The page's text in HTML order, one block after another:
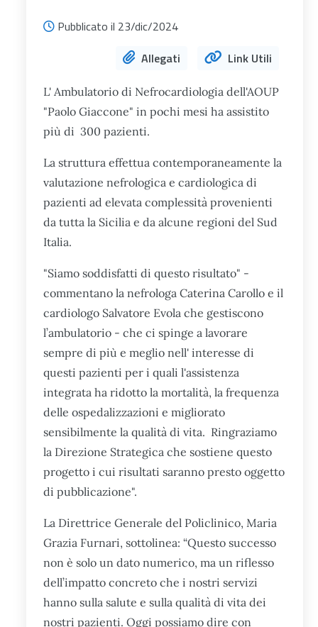
Pubblicato il 23/dic/2024
Allegati
Link Utili
L' Ambulatorio di Nefrocardiologia dell'AOUP
"Paolo Giaccone" in pochi mesi ha assistito
più di 300 pazienti.
La struttura effettua contemporaneamente la
valutazione nefrologica e cardiologica di
pazienti ad elevata complessità provenienti
da tutta la Sicilia e da alcune regioni del Sud
Italia.
"Siamo soddisfatti di questo risultato" -
commentano la nefrologa Caterina Carollo e il
cardiologo Salvatore Evola che gestiscono
l’ambulatorio - che ci spinge a lavorare
sempre di più e meglio nell' interesse di
questi pazienti per i quali l'assistenza
integrata ha ridotto la mortalità, la frequenza
delle ospedalizzazioni e migliorato
sensibilmente la qualità di vita. Ringraziamo
la Direzione Strategica che sostiene questo
progetto i cui risultati saranno presto oggetto
di pubblicazione".
La Direttrice Generale del Policlinico, Maria
Grazia Furnari, sottolinea: “Questo successo
non è solo un dato numerico, ma un riflesso
dell’impatto concreto che i nostri servizi
hanno sulla salute e sulla qualità di vita dei
nostri pazienti. Oggi possiamo dire con